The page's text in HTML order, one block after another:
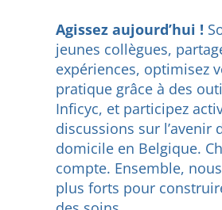
Agissez aujourd’hui !
jeunes collègues,
expériences, optimisez
pratique grâce à des
Inficyc, et participez
discussions sur l’avenir
domicile en Belgique.
compte. Ensemble,
plus forts pour